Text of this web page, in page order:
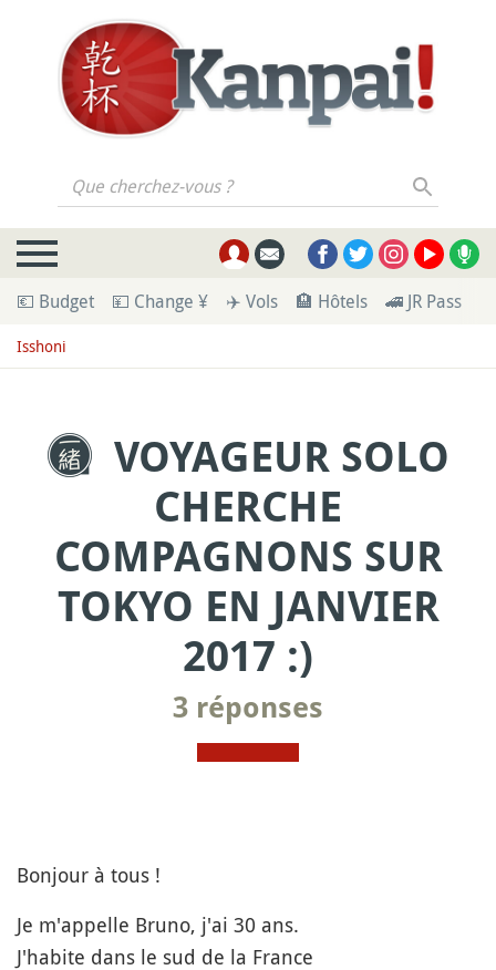
Que cherchez-vous ?
💶 Budget 💴 Change ¥ ✈️ Vols 🏨 Hôtels 🚄 JR Pass
Isshoni
VOYAGEUR SOLO
CHERCHE
COMPAGNONS SUR
TOKYO EN JANVIER
2017 :)
3 réponses
Bonjour à tous !
Je m'appelle Bruno, j'ai 30 ans.
J'habite dans le sud de la France